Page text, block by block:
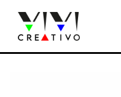
contenuto